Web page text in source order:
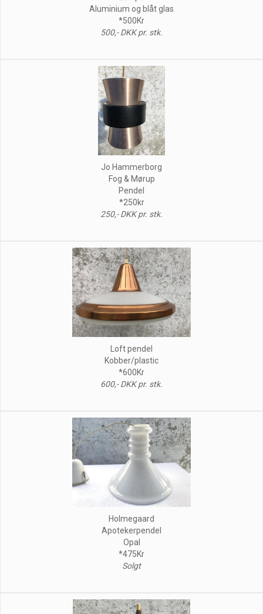
Aluminium og blåt glas
*500Kr
500,- DKK pr. stk.
Jo Hammerborg
Fog & Mørup
Pendel
*250kr
250,- DKK pr. stk.
Loft pendel
Kobber/plastic
*600Kr
600,- DKK pr. stk.
Holmegaard
Apotekerpendel
Opal
*475Kr
Solgt